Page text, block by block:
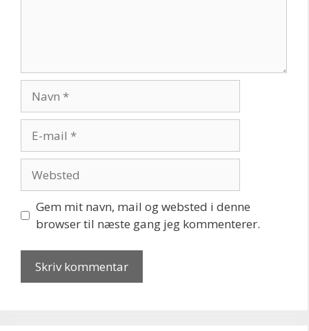
mail
Gem mit navn, mail og websted i denne
browser til næste gang jeg kommenterer.